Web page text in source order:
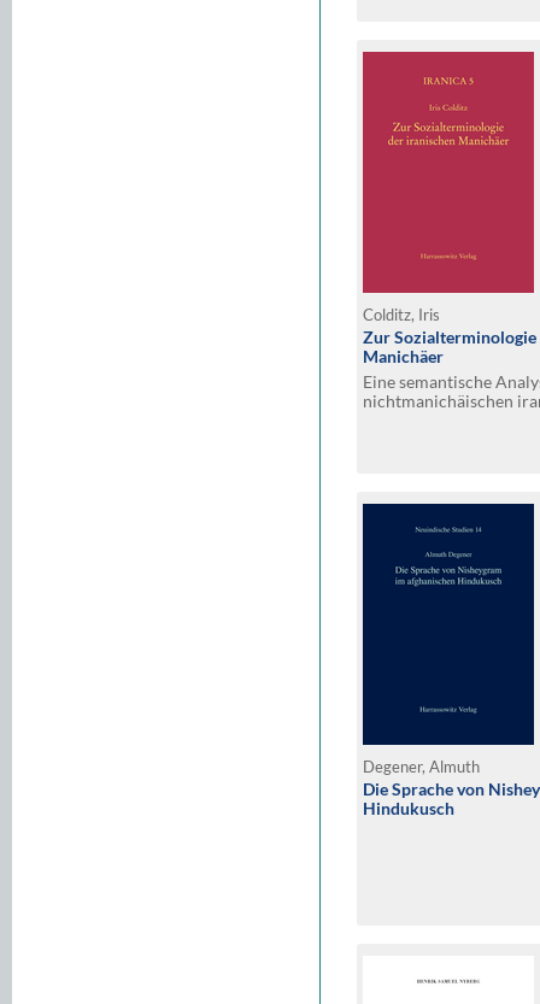
Colditz, Iris
Zur Sozialterminologie
Manichäer
Eine semantische
nichtmanichäischen
Degener, Almuth
Die Sprache von
Hindukusch